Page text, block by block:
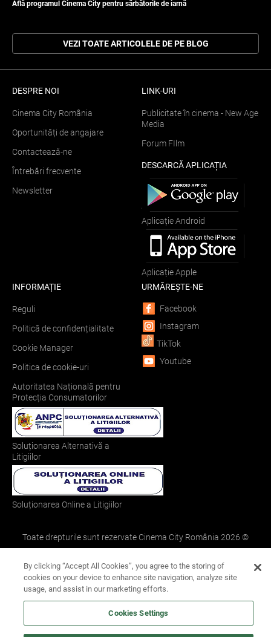
Află programul Cinema City pentru sărbătorile de iarnă
VEZI TOATE ARTICOLELE DE PE BLOG
DESPRE NOI
Cinema City România
Oportunități de angajare
Contactează-ne
Întrebări frecvente
Newsletter
LINK-URI
Publicitate în cinema - New Age
Media
Forum FIlm
DESCARCĂ APLICAȚIA
Aplicație Android
Aplicație Apple
INFORMAȚIE
Reguli
Politică de confidențialitate
Cookie Manager
Politica de cookie-uri
Autoritatea Națională pentru
Protecția Consumatorilor
Soluționarea Alternativă a
Litigiilor
Soluționarea Online a Litigiilor
URMĂREȘTE-NE
Facebook
Instagram
TikTok
Youtube
Toate drepturile sunt rezervate Cinema City România 2026 ©
By clicking “Accept All Cookies”, you agree to the storing of
cookies on your device to enhance site navigation, analyze site
usage, and assist in our marketing efforts.
Cookies Settings